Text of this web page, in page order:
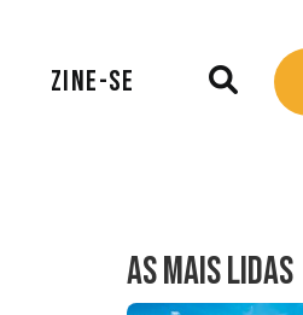
ZINE-SE
AS MAIS LIDAS